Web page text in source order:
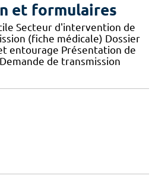
et formulaires
Secteur d'intervention de
(fiche médicale) Dossier
entourage Présentation de
de transmission